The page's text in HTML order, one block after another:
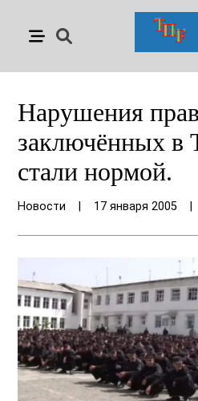
Нарушения прав
заключённых в
стали нормой.
Новости 17 января 2005